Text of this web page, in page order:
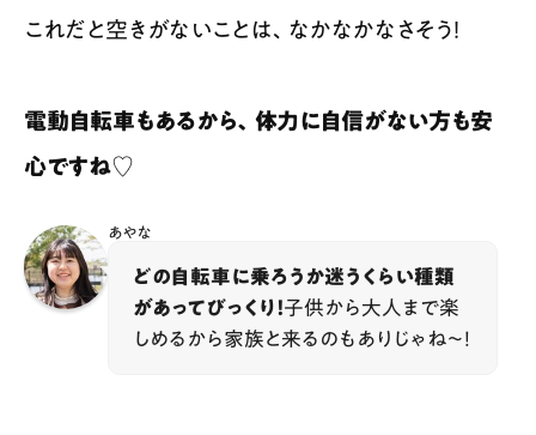
これだと空きがないことは、なかなかなさそう！
電動自転車もあるから、体力に自信がない方も安
心ですね♡
あやな
どの自転車に乗ろうか迷うくらい種類
があってびっくり！子供から大人まで楽
しめるから家族と来るのもありじゃね～！